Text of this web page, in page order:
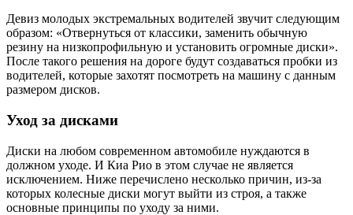
Девиз молодых экстремальных водителей звучит следующим
образом: «Отвернуться от классики, заменить обычную
резину на низкопрофильную и установить огромные диски».
После такого решения на дороге будут создаваться пробки из
водителей, которые захотят посмотреть на машину с данным
размером дисков.
Уход за дисками
Диски на любом современном автомобиле нуждаются в
должном уходе. И Киа Рио в этом случае не является
исключением. Ниже перечислено несколько причин, из-за
которых колесные диски могут выйти из строя, а также
основные принципы по уходу за ними.